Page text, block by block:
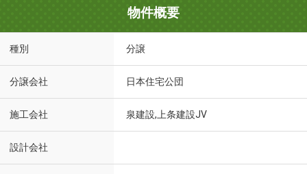
物件概要
種別 分譲
分譲会社 日本住宅公団
施工会社 泉建設,上条建設JV
設計会社